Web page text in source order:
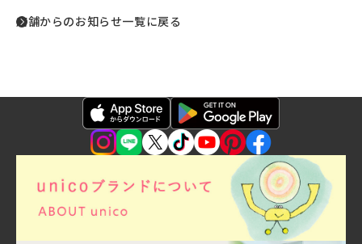
店舗からのお知らせ一覧に戻る